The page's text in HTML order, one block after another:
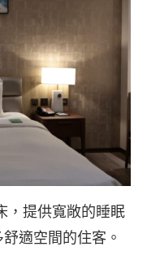
，提供寬敞的睡眠
適空間的住客。